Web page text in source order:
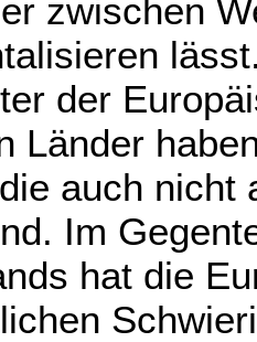
zwischen
der
Länder
auch nicht
Im
hat die